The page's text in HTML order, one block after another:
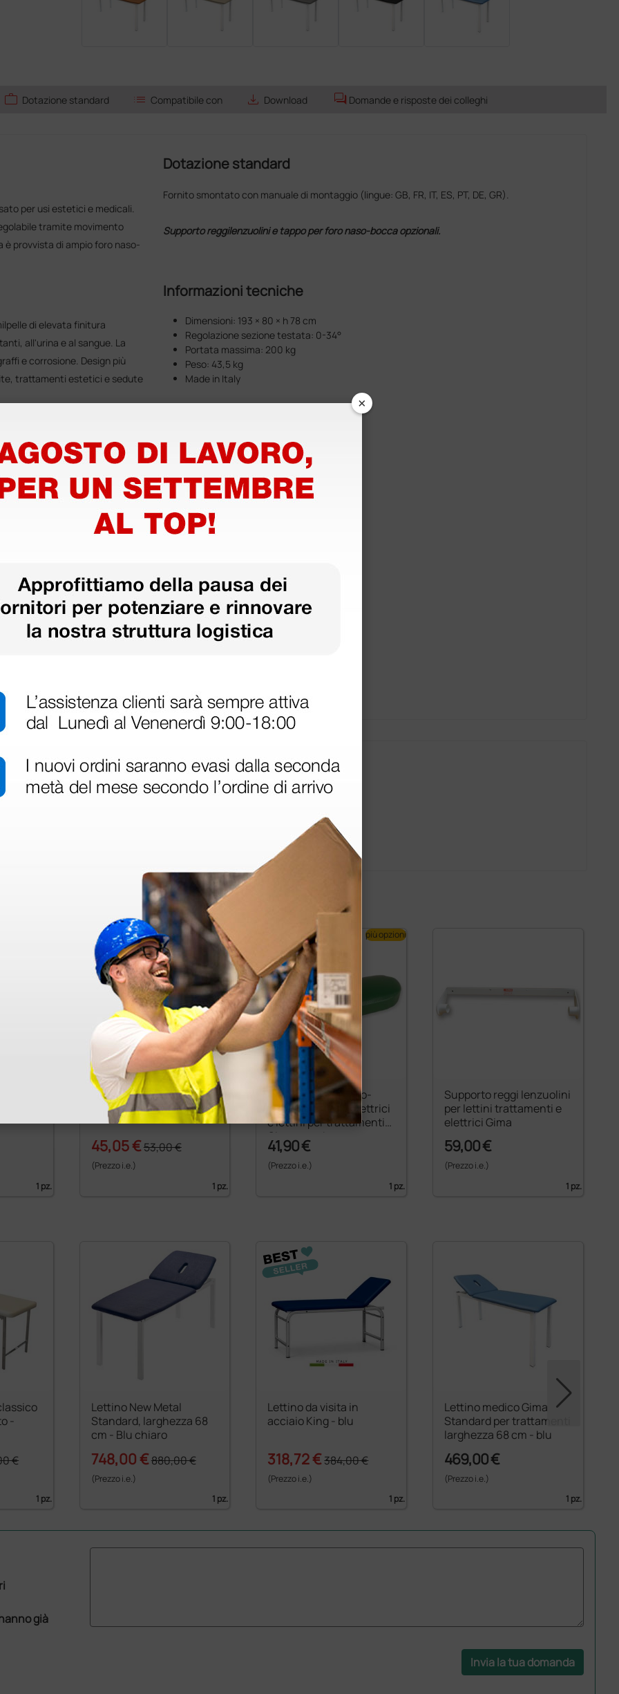
work Dotazione standard list Compatibile con save_alt Download forum Domande e risposte dei colleghi
per usi estetici e medicali.
tramite movimento
provvista di ampio foro naso-
di elevata finitura
all'urina e al sangue. La
e corrosione. Design più
trattamenti estetici e sedute
estetici e centri per
in contesti di studio
lavoro robusta e facilmente
Gima - verde
Dotazione standard
Fornito smontato con manuale di montaggio (lingue: GB, FR, IT, ES, PT, DE, GR).
Supporto reggilenzuolini e tappo per foro naso-bocca opzionali.
Informazioni tecniche
Dimensioni: 193 × 80 × h 78 cm
Regolazione sezione testata: 0-34°
Portata massima: 200 kg
Peso: 43,5 kg
Made in Italy
Spray
1 pz.
Predellino a un gradino -
smontato
45,05 €53,00 €
(Prezzo i.e.)
1 pz.
Tappo per foro naso-
bocca per lettini elettrici
e lettini per trattamenti
Gima - verde
41,90 €
(Prezzo i.e.)
1 pz.
più opzioni
Supporto reggi lenzuolini
per lettini trattamenti e
elettrici Gima
59,00 €
(Prezzo i.e.)
1 pz.
-
€
1 pz.
Lettino New Metal
Standard, larghezza 68
cm - Blu chiaro
748,00 €880,00 €
(Prezzo i.e.)
1 pz.
Lettino da visita in
acciaio King - blu
318,72 €384,00 €
(Prezzo i.e.)
1 pz.
Lettino medico Gima
Standard per trattamenti
larghezza 68 cm - blu
469,00 €
(Prezzo i.e.)
1 pz.
già
Invia la tua domanda
×